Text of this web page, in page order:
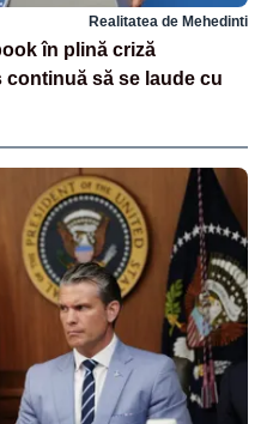
Realitatea de Mehedinti
în plină criză
să se laude cu